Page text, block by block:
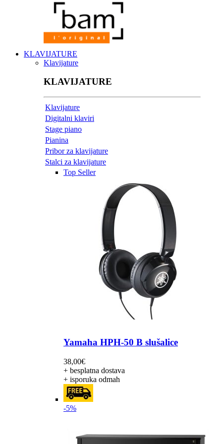
KLAVIJATURE
Klavijature
KLAVIJATURE
Klavijature
Digitalni klaviri
Stage piano
Pianina
Pribor za klavijature
Stalci za klavijature
Top Seller
Yamaha HPH-50 B slušalice
38,00€
+ besplatna dostava
+ isporuka odmah
-5%